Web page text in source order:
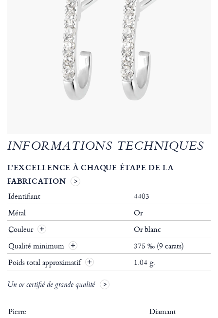
INFORMATIONS TECHNIQUES
L'EXCELLENCE À CHAQUE ÉTAPE DE LA
FABRICATION
Identifiant
4403
Métal
Or
Couleur
Or blanc
Qualité minimum
375 ‰ (9 carats)
Poids total approximatif
1.04 g.
Un or certifié de grande qualité
Pierre
Diamant